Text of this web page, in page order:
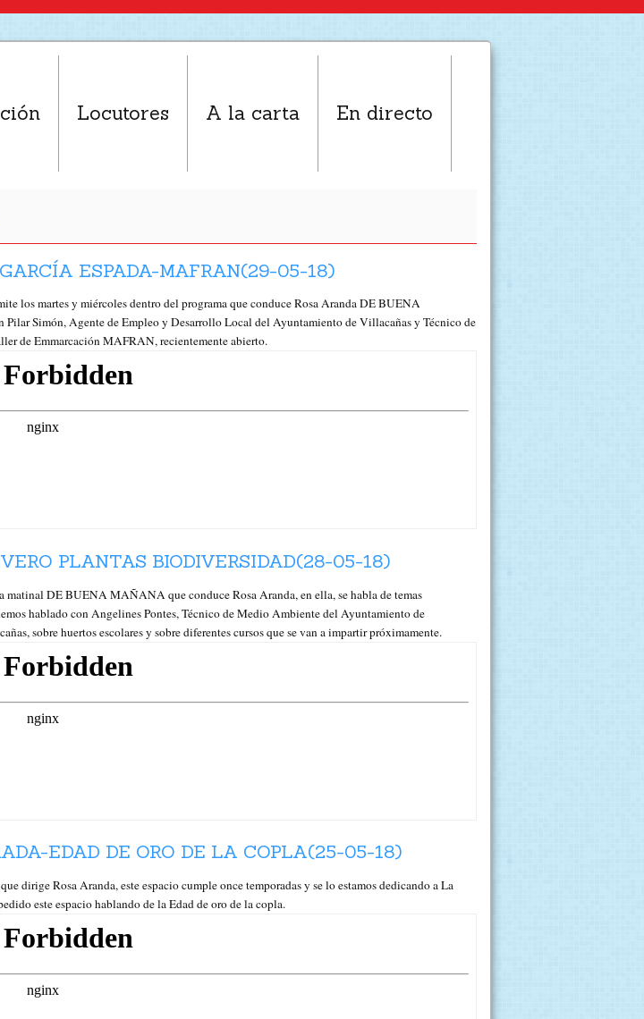
Locutores A la carta En directo
ESPADA-MAFRAN(29-05-18)
los martes y miércoles dentro del programa que conduce Rosa Aranda DE BUENA
Simón, Agente de Empleo y Desarrollo Local del Ayuntamiento de Villacañas y Técnico de
de Emmarcación MAFRAN, recientemente abierto.
PLANTAS BIODIVERSIDAD(28-05-18)
matinal DE BUENA MAÑANA que conduce Rosa Aranda, en ella, se habla de temas
hablado con Angelines Pontes, Técnico de Medio Ambiente del Ayuntamiento de
sobre huertos escolares y sobre diferentes cursos que se van a impartir próximamente.
EDAD DE ORO DE LA COPLA(25-05-18)
Rosa Aranda, este espacio cumple once temporadas y se lo estamos dedicando a La
este espacio hablando de la Edad de oro de la copla.